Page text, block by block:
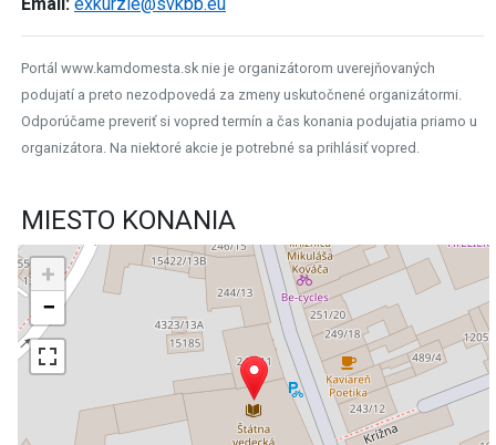
Email: exkurzie@svkbb.eu
Portál www.kamdomesta.sk nie je organizátorom uverejňovaných
podujatí a preto nezodpovedá za zmeny uskutočnené organizátormi.
Odporúčame preveriť si vopred termín a čas konania podujatia priamo u
organizátora. Na niektoré akcie je potrebné sa prihlásiť vopred.
MIESTO KONANIA
+
−